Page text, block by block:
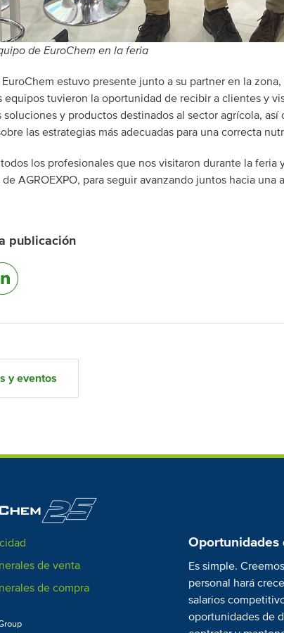
de EuroChem en la feria
estuvo presente junto a su partner en la
equipos tuvieron la oportunidad de recibir a clientes y
soluciones y productos destinados al sector agrícola,
las estrategias más adecuadas para una correcta
los profesionales que nos visitaron durante la
AGROEXPO, para seguir avanzando juntos hacia
publicación
y eventos
de venta
de compra
Oportunidades
Es simple.
personal hará
salarios
oportunidades de